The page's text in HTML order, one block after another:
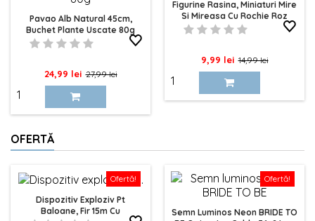
Pavao Alb Natural 45cm,
Buchet Plante Uscate 80g
Pret
24,99 lei Pret
baza
27,99 lei
Figurine Rasina, Miniaturi Mire
Si Mireasa Cu Rochie Roz
Pret
9,99 lei Pret
baza
14,99 lei
OFERTĂ
Ofertă!
Dispozitiv Exploziv Pt
Baloane, Fir 15m Cu
Ofertă!
Semn Luminos Neon BRIDE TO